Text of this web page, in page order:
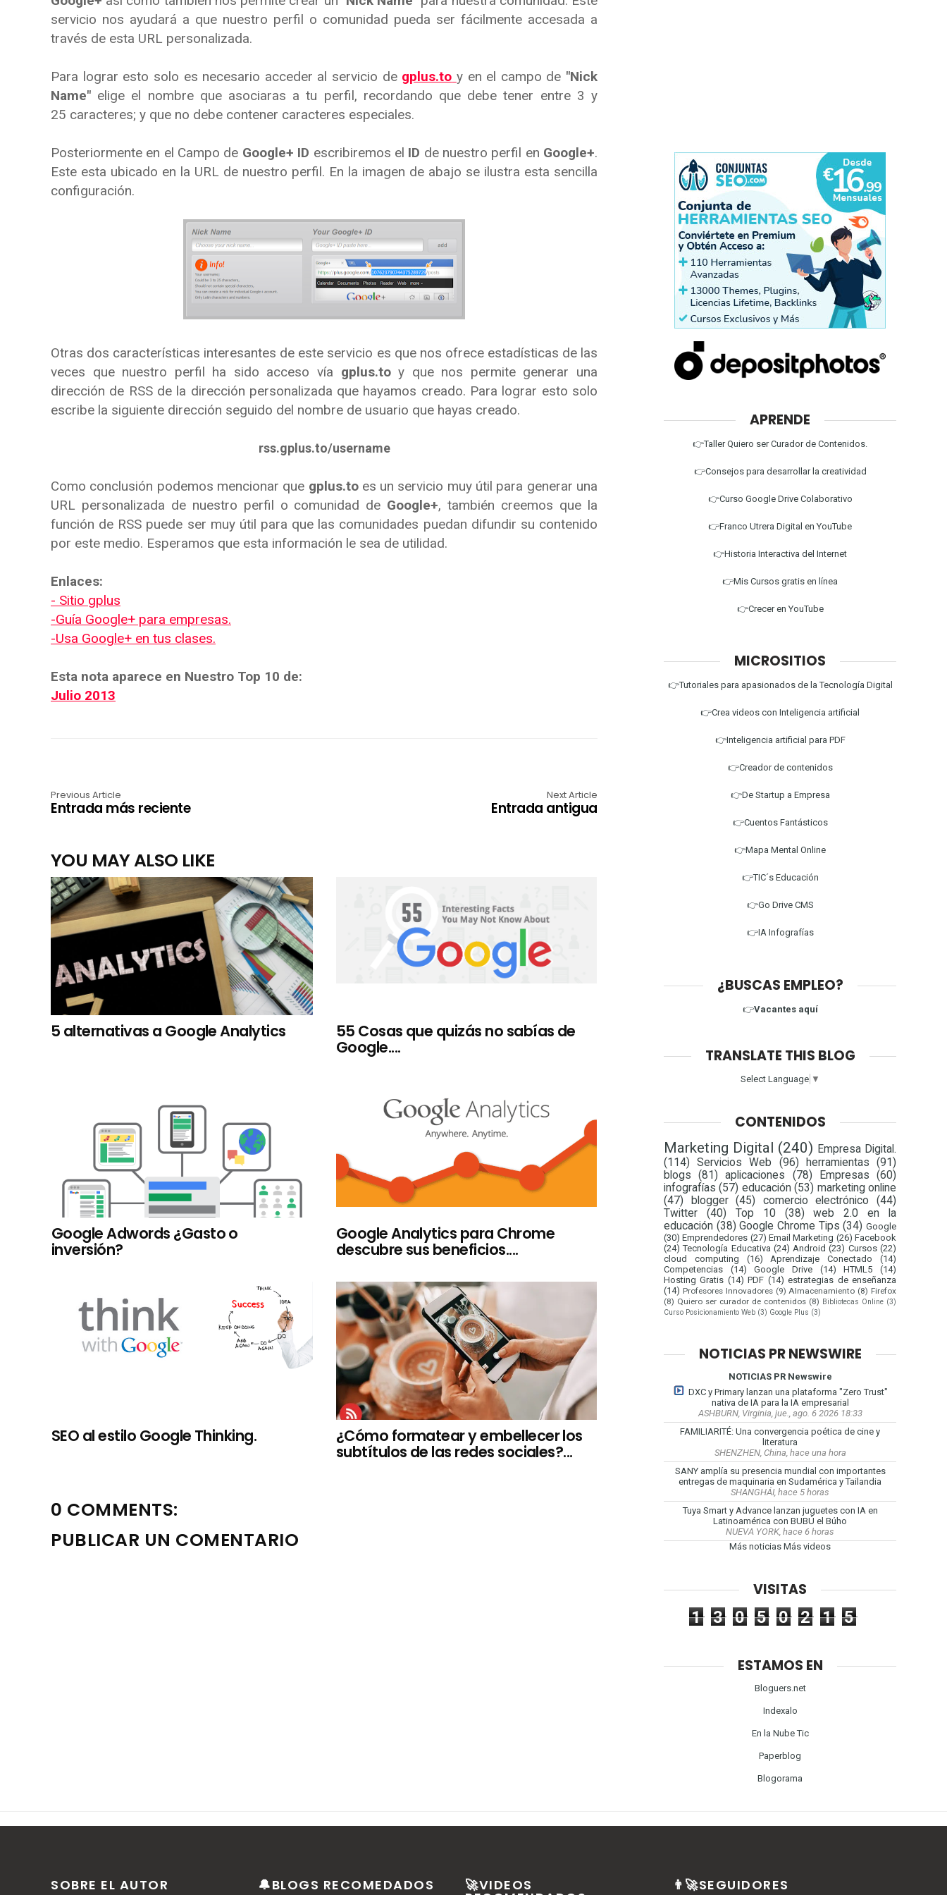
servicio nos ayudará a que nuestro perfil o comunidad pueda ser fácilmente accesada a
través de esta URL personalizada.
Para lograr esto solo es necesario acceder al servicio de gplus.to y en el campo de "Nick
Name" elige el nombre que asociaras a tu perfil, recordando que debe tener entre 3 y
25 caracteres; y que no debe contener caracteres especiales.
Posteriormente en el Campo de Google+ ID escribiremos el ID de nuestro perfil en Google+.
Este esta ubicado en la URL de nuestro perfil. En la imagen de abajo se ilustra esta sencilla
configuración.
Otras dos características interesantes de este servicio es que nos ofrece estadísticas de las
veces que nuestro perfil ha sido acceso vía gplus.toy que nos permite generar una
dirección de RSS de la dirección personalizada que hayamos creado. Para lograr esto solo
escribe la siguiente dirección seguido del nombre de usuario que hayas creado.
rss.gplus.to/username
Como conclusión podemos mencionar que gplus.toes un servicio muy útil para generar una
URL personalizada de nuestro perfil o comunidad de Google+, también creemos que la
función de RSS puede ser muy útil para que las comunidades puedan difundir su contenido
por este medio. Esperamos que esta información le sea de utilidad.
Enlaces:
- Sitio gplus
-Guía Google+ para empresas.
-Usa Google+ en tus clases.
Esta nota aparece en Nuestro Top 10 de:
Julio 2013
Previous Article
Entrada más reciente
Next Article
Entrada antigua
YOU MAY ALSO LIKE
5 alternativas a Google Analytics 55 Cosas que quizás no sabías de
Google....
Google Adwords ¿Gasto o
inversión?
Google Analytics para Chrome
descubre sus beneficios....
SEO al estilo Google Thinking. ¿Cómo formatear y embellecer los
subtítulos de las redes sociales?...
0 COMMENTS:
PUBLICAR UN COMENTARIO
APRENDE
👉Taller Quiero ser Curador de Contenidos.
👉Consejos para desarrollar la creatividad
👉Curso Google Drive Colaborativo
👉Franco Utrera Digital en YouTube
👉Historia Interactiva del Internet
👉Mis Cursos gratis en línea
👉Crecer en YouTube
MICROSITIOS
👉Tutoriales para apasionados de la Tecnología Digital
👉Crea videos con Inteligencia artificial
👉Inteligencia artificial para PDF
👉Creador de contenidos
👉De Startup a Empresa
👉Cuentos Fantásticos
👉Mapa Mental Online
👉TIC´s Educación
👉Go Drive CMS
👉IA Infografías
¿BUSCAS EMPLEO?
👉Vacantes aquí
TRANSLATE THIS BLOG
Select Language ▼
CONTENIDOS
Marketing Digital (240) Empresa Digital.
(114)
Servicios Web (96) herramientas
(91)
blogs
(81) aplicaciones (78) Empresas
(60)
infografías (57) educación (53) marketing online
(47)
blogger (45) comercio electrónico
(44)
Twitter
(40) Top 10 (38)
web 2.0 en la
educación (38) Google Chrome Tips (34) Google
(30) Emprendedores (27) Email Marketing (26) Facebook
(24) Tecnología Educativa (24) Android (23) Cursos (22)
cloud computing
(16) Aprendizaje Conectado
(14)
Competencias
(14) Google Drive (14) HTML5
(14)
Hosting Gratis (14) PDF (14) estrategias de enseñanza
(14) Profesores Innovadores (9) Almacenamiento (8) Firefox
(8) Quiero ser curador de contenidos (8) Bibliotecas Online (3)
Curso Posicionamiento Web (3) Google Plus (3)
NOTICIAS PR NEWSWIRE
NOTICIAS PR Newswire
DXC y Primary lanzan una plataforma "Zero Trust"
nativa de IA para la IA empresarial
ASHBURN, Virginia, jue., ago. 6 2026 18:33
FAMILIARITÉ: Una convergencia poética de cine y
literatura
SHENZHEN, China, hace una hora
SANY amplía su presencia mundial con importantes
entregas de maquinaria en Sudamérica y Tailandia
SHANGHÁI, hace 5 horas
Tuya Smart y Advance lanzan juguetes con IA en
Latinoamérica con BUBÚ el Búho
NUEVA YORK, hace 6 horas
Más noticias Más videos
VISITAS
1 3 0 5 0 2 1 5
ESTAMOS EN
Bloguers.net
Indexalo
En la Nube Tic
Paperblog
Blogorama
SOBRE EL AUTOR 🔔BLOGS RECOMEDADOS 🚀VIDEOS 👨‍🚀SEGUIDORES